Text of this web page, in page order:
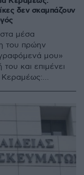
δεν σκαμπάζουν
μέσα
του πρώην
μου»
και επιμένει